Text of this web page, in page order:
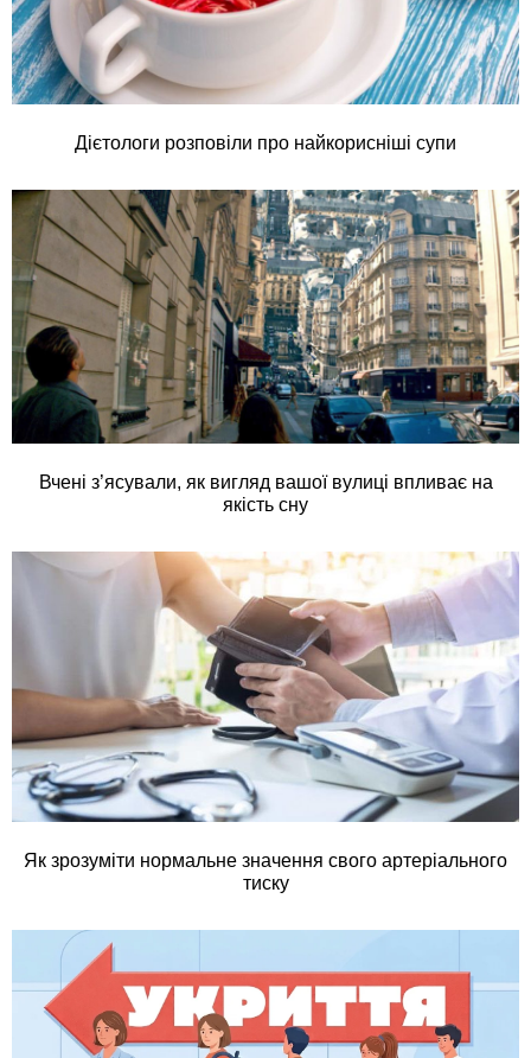
Дієтологи розповіли про найкорисніші супи
Вчені з’ясували, як вигляд вашої вулиці впливає на
якість сну
Як зрозуміти нормальне значення свого артеріального
тиску